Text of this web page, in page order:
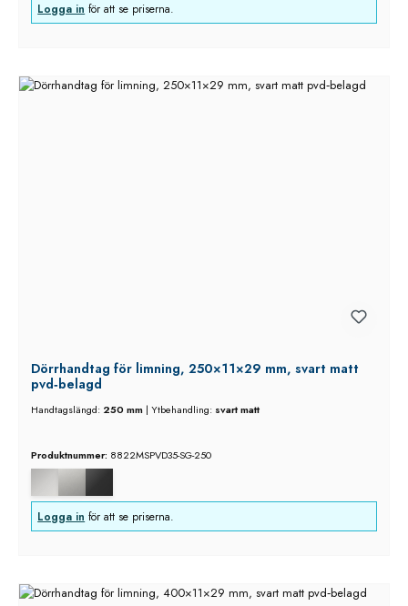
Logga in för att se priserna.
Dörrhandtag för limning, 250×11×29 mm, svart matt
pvd‑belagd
Handtagslängd: 250 mm | Ytbehandling: svart matt
Produktnummer: 8822MSPVD35-SG-250
Logga in för att se priserna.